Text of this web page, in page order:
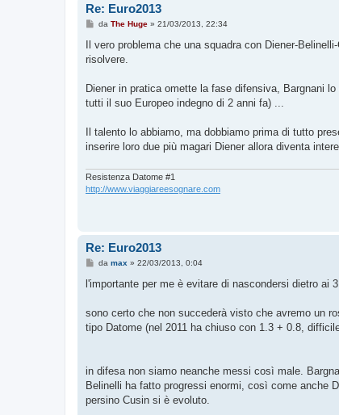
Re: Euro2013
M
s
a
i
o
da The Huge» 21/03/2013, 22:34
Il vero problema che una squadra con Diener-
risolvere.
Diener in pratica omette la fase difensiva, Bargnani
tutti il suo Europeo indegno di 2 anni fa) ...
Il talento lo abbiamo, ma dobbiamo prima di tutto
inserire loro due più magari Diener allora diventa
Resistenza Datome #1
http://www.viaggiareesognare.com
Re: Euro2013
M
s
g
i
da max » 22/03/2013, 0:04
l'importante per me è evitare di nascondersi dietro ai
sono certo che non succederà visto che avremo un
tipo Datome (nel 2011 ha chiuso con 1.3 + 0.8,
in difesa non siamo neanche messi così male.
Belinelli ha fatto progressi enormi, così come anche
persino Cusin si è evoluto.